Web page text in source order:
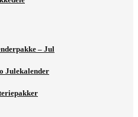
– Jul
Julekalender